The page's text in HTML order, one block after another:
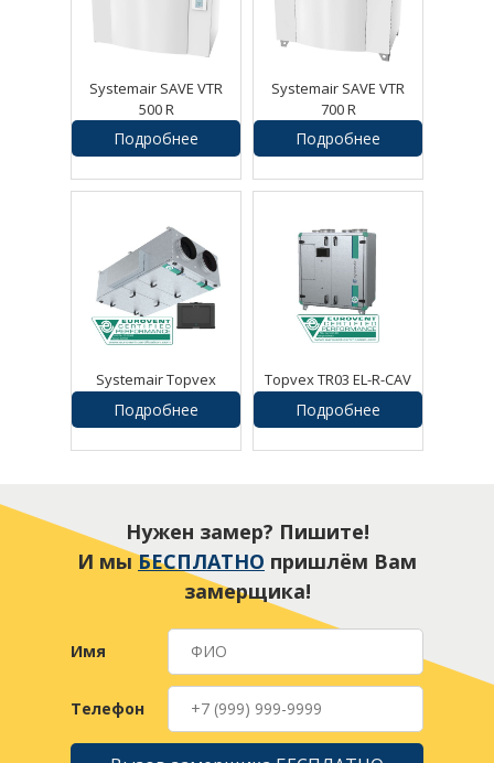
Systemair SAVE VTR
500 R
267300руб.
Подробнее
Systemair SAVE VTR
700 R
420000руб.
Подробнее
Systemair Topvex
FR03EL-R-CAV
Подробнее
Topvex TR03 EL-R-CAV
Подробнее
Нужен замер? Пишите!
И мыБЕСПЛАТНО пришлём Вам
замерщика!
Имя
Телефон